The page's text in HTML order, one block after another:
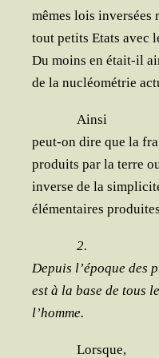
mêmes lois inver­sées
tout petits Etats avec
Du moins en était-il
de la nucléo­mé­trie
Ain­si
peut-on dire que la
pro­duits par la terre
inverse de la
élé­men­taires
2.
Depuis l’époque des
est à la base de tous
l’homme.
Lorsque,